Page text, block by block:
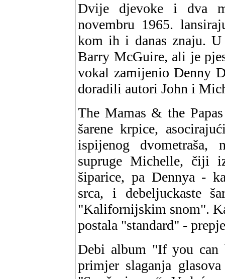
Dvije djevoke i dva
novembru 1965.
kom ih i danas znaju.
Barry McGuire, ali je
vokal zamijenio Denny
doradili autori John i
The Mamas & the
šarene krpice,
ispijenog
supruge Michelle, čiji
šiparice, pa Dennya -
srca, i debeljuckaste
"Kalifornijskim snom".
postala "standard" -
Debi album "If you can
primjer slaganja